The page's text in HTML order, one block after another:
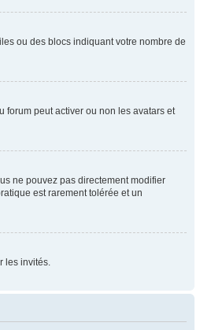
ou des blocs indiquant votre nombre de
forum peut activer ou non les avatars et
ne pouvez pas directement modifier
est rarement tolérée et un
les invités.